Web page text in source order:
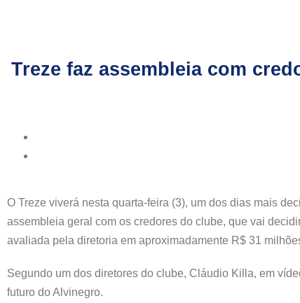
Treze faz assembleia com
O Treze viverá nesta quarta-feira (3), um dos dias mais
assembleia geral com os credores do clube, que vai
avaliada pela diretoria em aproximadamente R$ 31
Segundo um dos diretores do clube, Cláudio Killa, em
futuro do Alvinegro.